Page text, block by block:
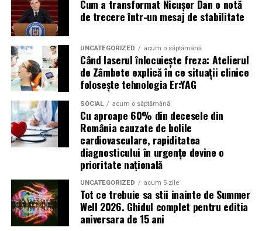
Campaniile de phishing asociate evenimentelor
importante profită de interesul public ridicat, de
presiunea timpului și de teama utilizatorilor că ar putea
pierde o ofertă sau o oportunitate. Mesajele care anunță
ultimele bilete disponibile, acces limitat la o transmisie
sau câștigarea unui premiu pot determina utilizatorii să
reacționeze înainte de a verifica sursa.
Turneul se încheie pe 19 iulie, iar specialiștii anticipează
o intensificare a activității frauduloase în perioada
finalei. Printre cele mai utilizate pretexte se numără
transmisiunile pirat, biletele revândute, pariurile,
tombolele, concursurile și falsele oferte de călătorie.
Pentru a răspunde riscurilor tot mai complexe,
cyber_Folks a lansat la finalul lunii iunie robo_Folks,
Cum a transformat Nicușor Dan o notă
de trecere într-un mesaj de stabilitate
UNCATEGORIZED acum o săptămână
Când laserul înlocuiește freza: Atelierul
de Zâmbete explică în ce situații clinice
folosește tehnologia Er:YAG
SOCIAL acum o săptămână
Cu aproape 60% din decesele din
România cauzate de bolile
cardiovasculare, rapiditatea
diagnosticului în urgențe devine o
prioritate națională
UNCATEGORIZED acum 5 zile
Tot ce trebuie sa stii inainte de Summer
Well 2026. Ghidul complet pentru editia
aniversara de 15 ani